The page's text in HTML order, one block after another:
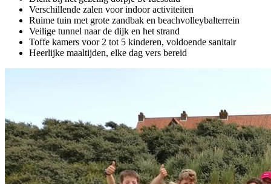
Verschillende zalen voor indoor activiteiten
Ruime tuin met grote zandbak en beachvolleybalterrein
Veilige tunnel naar de dijk en het strand
Toffe kamers voor 2 tot 5 kinderen, voldoende sanitair
Heerlijke maaltijden, elke dag vers bereid